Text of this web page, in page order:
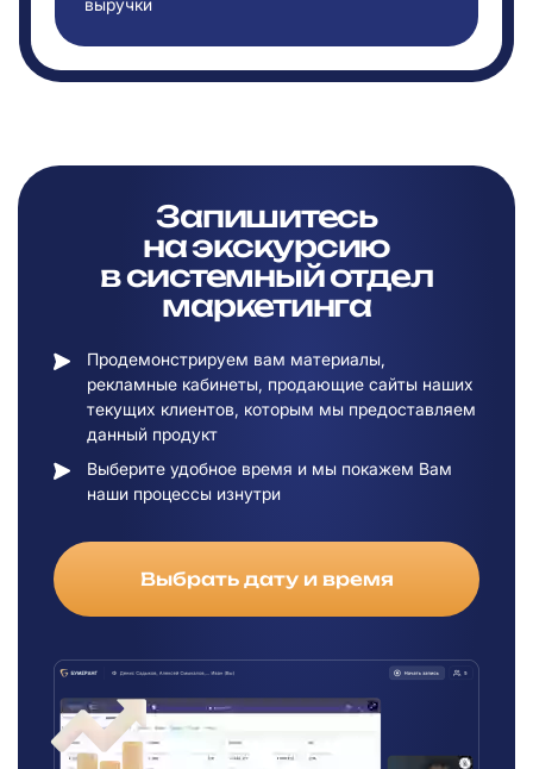
выручки
Запишитесь
наэкскурсию
всистемный отдел
маркетинга
Продемонстрируем вам материалы,
рекламные кабинеты, продающие сайты наших
текущих клиентов, которым мы предоставляем
данный продукт
Выберите удобное время и мы покажем Вам
наши процессы изнутри
Выбрать дату и время